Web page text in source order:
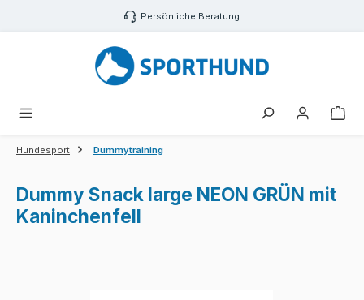
Zum Hauptinhalt springen Persönliche Beratung
Hundesport Dummytraining
Dummy Snack large NEON GRÜN mit
Kaninchenfell